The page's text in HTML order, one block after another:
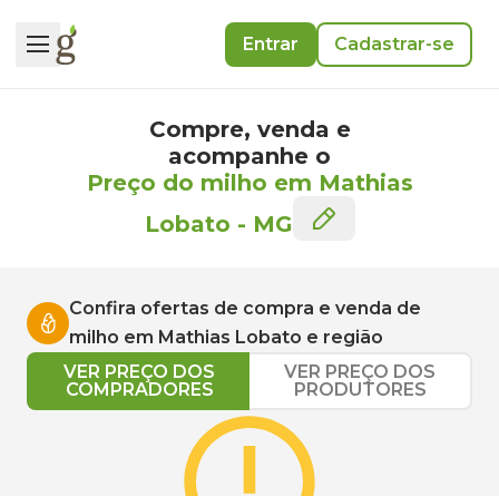
Entrar Cadastrar-se
Compre, venda e
acompanhe o
Preço do milho em Mathias
Lobato - MG
Confira ofertas de compra e venda de
milho em Mathias Lobato e região
VER PREÇO DOS
COMPRADORES
VER PREÇO DOS
PRODUTORES